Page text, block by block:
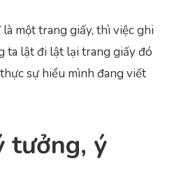
một trang giấy, thì việc ghi
ta lật đi lật lại trang giấy đó
sự hiểu mình đang viết
tưởng, ý